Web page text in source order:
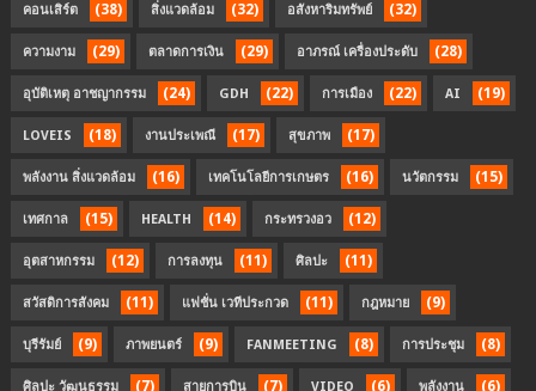
คอนเสิร์ต (38) สิ่งแวดล้อม (32) อสังหาริมทรัพย์ (32)
ความงาม (29) ตลาดการเงิน (29) อาภรณ์ เครื่องประดับ (28)
อุบัติเหตุ อาชญากรรม (24) GDH (22) การเมือง (22) AI (19)
LOVEIS (18) งานประเพณี (17) สุขภาพ (17)
พลังงาน สิ่งแวดล้อม (16) เทคโนโลยีการเกษตร (16) นวัตกรรม (15)
เทศกาล (15) HEALTH (14) กระทรวงอว (12)
อุตสาหกรรม (12) การลงทุน (11) ศิลปะ (11)
สวัสดิการสังคม (11) แฟชั่น เวทีประกวด (11) กฎหมาย (9)
บุรีรัมย์ (9) ภาพยนตร์ (9) FANMEETING (8) การประชุม (8)
ศิลปะ วัฒนธรรม (7) สายการบิน (7) VIDEO (6) พลังงาน (6)